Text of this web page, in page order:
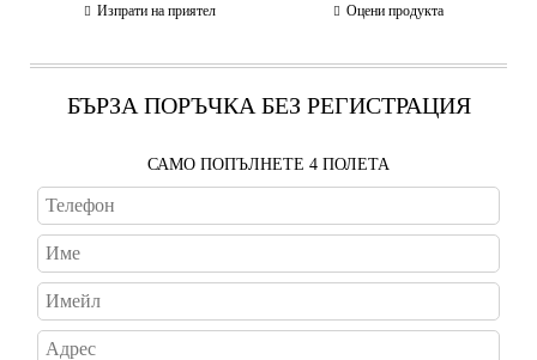
Изпрати на приятел Оцени продукта
БЪРЗА ПОРЪЧКА БЕЗ РЕГИСТРАЦИЯ
САМО ПОПЪЛНЕТЕ 4 ПОЛЕТА